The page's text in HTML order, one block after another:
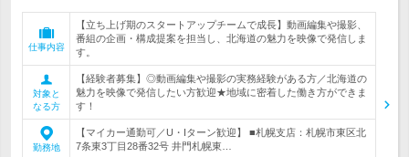
仕事内容
【立ち上げ期のスタートアップチームで成長】動画編集や撮影、
番組の企画・構成提案を担当し、北海道の魅力を映像で発信しま
す。
対象と
なる方
【経験者募集】◎動画編集や撮影の実務経験がある方／北海道の
魅力を映像で発信したい方歓迎★地域に密着した働き方ができま
す！
勤務地
【マイカー通勤可／U・Iターン歓迎】 ■札幌支店：札幌市東区北
7条東3丁目28番32号 井門札幌東…